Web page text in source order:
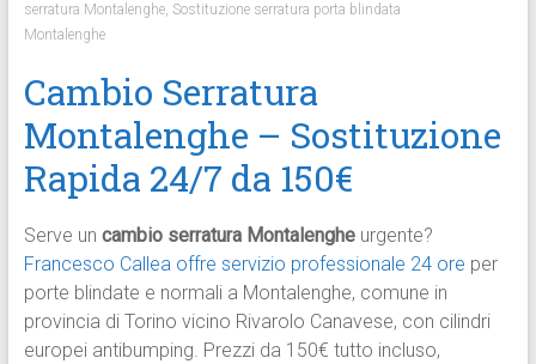
serratura Montalenghe, Sostituzione serratura porta blindata
Montalenghe
Cambio Serratura
Montalenghe – Sostituzione
Rapida 24/7 da 150€
Serve un cambio serratura Montalengheurgente?
Francesco Callea offre servizio professionale 24 ore per
porte blindate e normali a Montalenghe, comune in
provincia di Torino vicino Rivarolo Canavese, con cilindri
europei antibumping. Prezzi da 150€ tutto incluso,